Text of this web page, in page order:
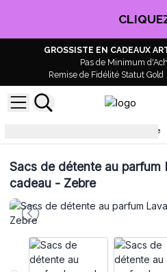
GROSSISTE EN CADEAUX
Pas de Minimum
Remise de Fidélité Statut Gold
Sacs de Détente de Luxe avec Boite
Sacs de détente au
cadeau - Zebre